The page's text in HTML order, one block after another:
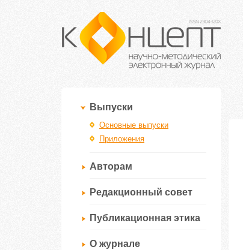
Выпуски
Основные выпуски
Приложения
Авторам
Редакционный совет
Публикационная этика
О журнале